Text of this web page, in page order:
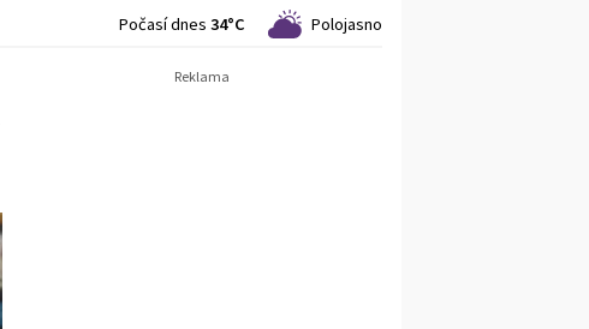
Počasí dnes 34°C Polojasno